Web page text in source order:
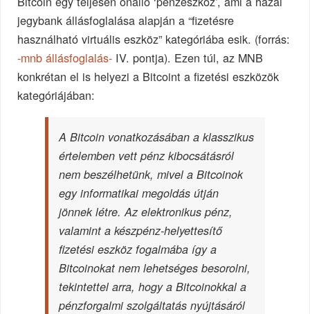
jegybank állásfoglalása alapján a “fizetésre
használható virtuális eszköz” kategóriába esik. (forrás:
-mnb állásfoglalás- IV. pontja). Ezen túl, az MNB
konkrétan el is helyezi a Bitcoint a fizetési eszközök
kategóriájában:
A Bitcoin vonatkozásában a klasszikus
értelemben vett pénz kibocsátásról
nem beszélhetünk, mivel a Bitcoinok
egy informatikai megoldás útján
jönnek létre. Az elektronikus pénz,
valamint a készpénz-helyettesítő
fizetési eszköz fogalmába így a
Bitcoinokat nem lehetséges besorolni,
tekintettel arra, hogy a Bitcoinokkal a
pénzforgalmi szolgáltatás nyújtásáról